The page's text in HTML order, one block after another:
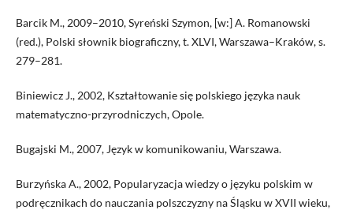
Barcik M., 2009–2010, Syreński Szymon, [w:] A. Romanowski
(red.), Polski słownik biograficzny, t. XLVI, Warszawa–Kraków, s.
279–281.
Biniewicz J., 2002, Kształtowanie się polskiego języka nauk
matematyczno-przyrodniczych, Opole.
Bugajski M., 2007, Język w komunikowaniu, Warszawa.
Burzyńska A., 2002, Popularyzacja wiedzy o języku polskim w
podręcznikach do nauczania polszczyzny na Śląsku w XVII wieku,